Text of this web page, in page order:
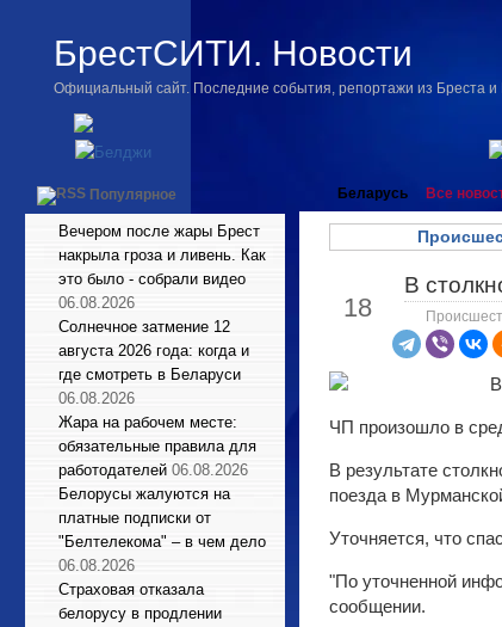
БрестСИТИ. Новости
Официальный сайт. Последние события, репортажи из Бреста и
Популярное
Вечером после жары Брест
накрыла гроза и ливень. Как
это было - собрали видео
06.08.2026
Солнечное затмение 12
августа 2026 года: когда и
где смотреть в Беларуси
06.08.2026
Жара на рабочем месте:
обязательные правила для
работодателей 06.08.2026
Белорусы жалуются на
платные подписки от
"Белтелекома" – в чем дело
06.08.2026
Страховая отказала
белорусу в продлении
Беларусь Все
18
В
ЧП произошло в
В результате
поезда в
Уточняется, что
"По уточненной
сообщении.